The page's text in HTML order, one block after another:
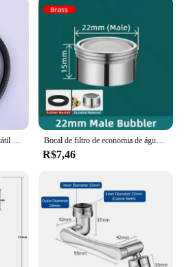
Conjunto De Pulverizador Portátil Preto Do Torneira Do Bidé Do Vaso Sanitário, Aço Inoxidável, Mão Do Banheiro, Auto Limpeza, Lavar A Cabeça, Mangueira Bocal de filtro de economia de água, torneira Bubbler, aerador, difusor, banheiro, cozinha, casa, torneira, acessórios
R$7,46